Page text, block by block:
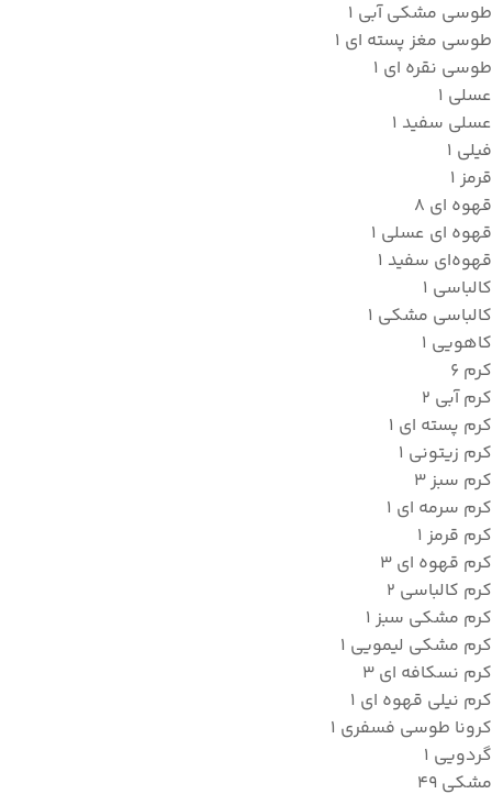
طوسی مشکی آبی 1
طوسی مغز پسته ای 1
طوسی نقره ای 1
عسلی 1
عسلی سفید 1
فیلی 1
قرمز 1
قهوه ای 8
قهوه ای عسلی 1
قهوه‌ای سفید 1
کالباسی 1
کالباسی مشکی 1
کاهویی 1
کرم 6
کرم آبی 2
کرم پسته ای 1
کرم زیتونی 1
کرم سبز3
کرم سرمه ای 1
کرم قرمز 1
کرم قهوه ای 3
کرم کالباسی 2
کرم مشکی سبز 1
کرم مشکی لیمویی 1
کرم نسکافه ای 3
کرم نیلی قهوه ای 1
کرونا طوسی فسفری 1
گردویی 1
مشکی 49